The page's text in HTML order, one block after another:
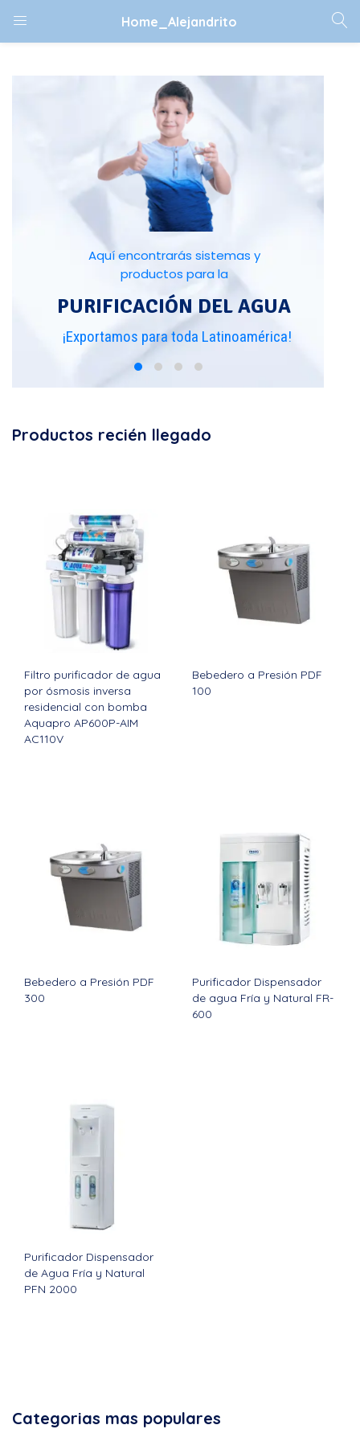
Home_Alejandrito
Aquí encontrarás sistemas y
productos para la
PURIFICACIÓN DEL AGUA
¡Exportamos para toda Latinoamérica!
Productos recién llegado
Filtro purificador de agua
por ósmosis inversa
residencial con bomba
Aquapro AP600P-AIM
AC110V
Bebedero a Presión PDF
100
Bebedero a Presión PDF
300
Purificador Dispensador
de agua Fría y Natural FR-
600
Purificador Dispensador
de Agua Fría y Natural
PFN 2000
Categorias mas populares